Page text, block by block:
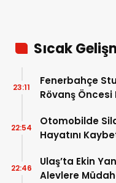
Sıcak
Fenerbahçe
Rövanş
23:11
Otomobilde
Hayatını
22:54
Ulaş’ta Ekin
Alevlere
22:46